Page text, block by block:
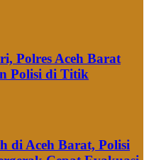
Polres Aceh Barat
Polisi di Titik
di Aceh Barat, Polisi